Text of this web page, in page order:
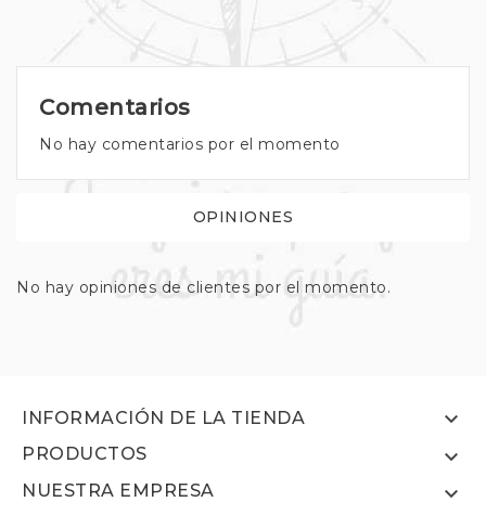
Comentarios
No hay comentarios por el momento
OPINIONES
No hay opiniones de clientes por el momento.
INFORMACIÓN DE LA TIENDA 
PRODUCTOS 
NUESTRA EMPRESA 